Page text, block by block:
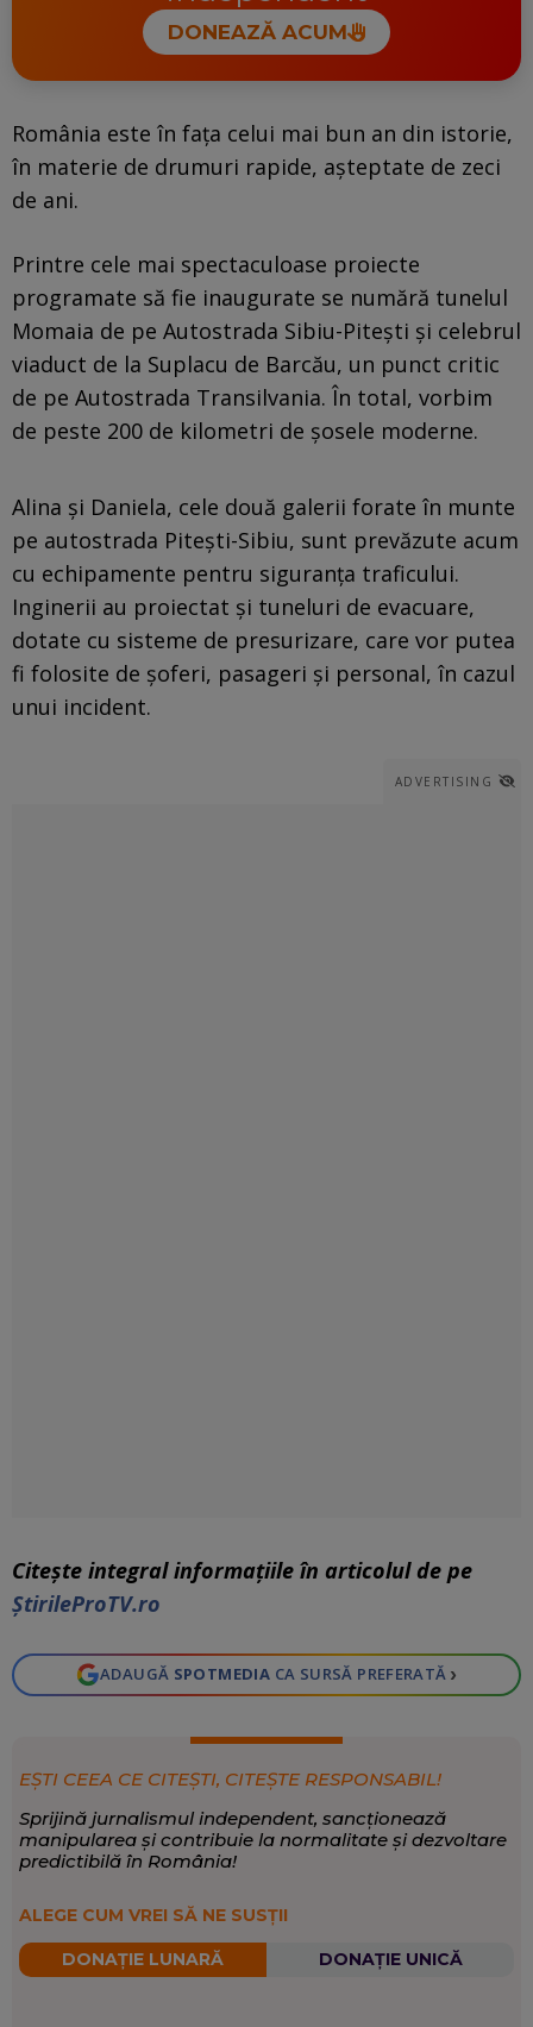
DONEAZĂ ACUM
România este în fața celui mai bun an din istorie,
în materie de drumuri rapide, așteptate de zeci
de ani.
Printre cele mai spectaculoase proiecte
programate să fie inaugurate se numără tunelul
Momaia de pe Autostrada Sibiu-Pitești și celebrul
viaduct de la Suplacu de Barcău, un punct critic
de pe Autostrada Transilvania. În total, vorbim
de peste 200 de kilometri de șosele moderne.
Alina și Daniela, cele două galerii forate în munte
pe autostrada Pitești-Sibiu, sunt prevăzute acum
cu echipamente pentru siguranța traficului.
Inginerii au proiectat și tuneluri de evacuare,
dotate cu sisteme de presurizare, care vor putea
fi folosite de șoferi, pasageri și personal, în cazul
unui incident.
ADVERTISING
Citește integral informaţiile în articolul de pe
ŞtirileProTV.ro
ADAUGĂ SPOTMEDIA CA SURSĂ PREFERATĂ ›
EȘTI CEEA CE CITEȘTI, CITEȘTE RESPONSABIL!
Sprijină jurnalismul independent, sancționează
manipularea și contribuie la normalitate și dezvoltare
predictibilă în România!
ALEGE CUM VREI SĂ NE SUSȚII
DONAȚIE LUNARĂ DONAȚIE UNICĂ